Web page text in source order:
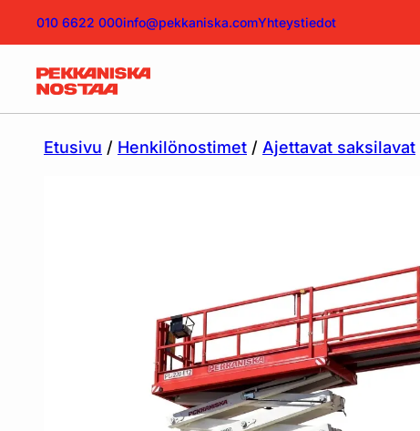
010 6622 000info@pekkaniska.comYhteystiedot
Etusivu / Henkilönostimet / Ajettavat saksilavat